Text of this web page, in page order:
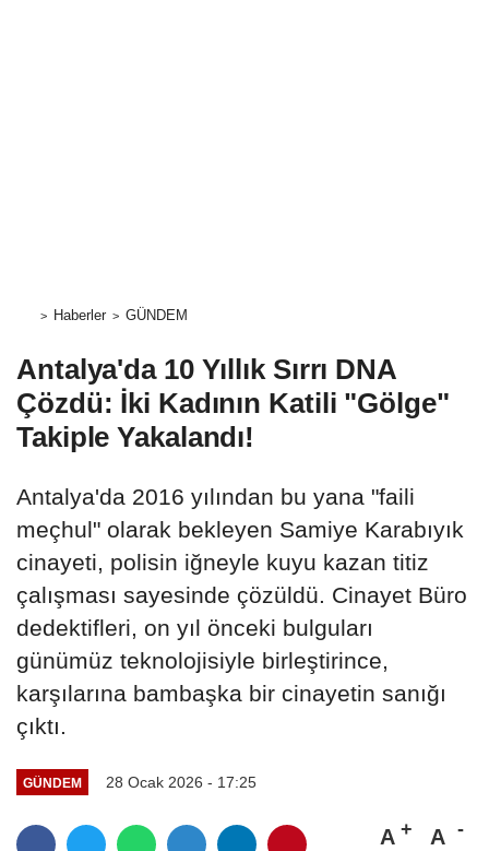
Haberler GÜNDEM
Antalya'da 10 Yıllık Sırrı DNA
Çözdü: İki Kadının Katili "Gölge"
Takiple Yakalandı!
Antalya'da 2016 yılından bu yana "faili
meçhul" olarak bekleyen Samiye Karabıyık
cinayeti, polisin iğneyle kuyu kazan titiz
çalışması sayesinde çözüldü. Cinayet Büro
dedektifleri, on yıl önceki bulguları
günümüz teknolojisiyle birleştirince,
karşılarına bambaşka bir cinayetin sanığı
çıktı.
GÜNDEM 28 Ocak 2026 - 17:25
A A